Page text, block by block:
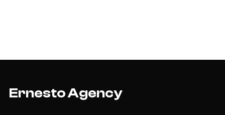
Ernesto Agency